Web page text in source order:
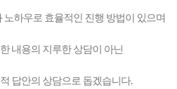
하우로 효율적인 진행 방법이 있으며
내용의 지루한 상담이 아닌
답안의 상담으로 돕겠습니다.